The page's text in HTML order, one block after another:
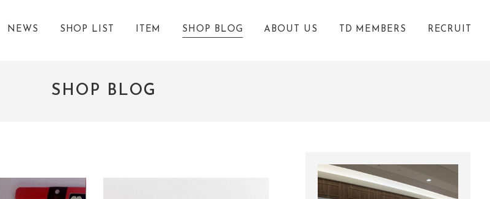
NEWS SHOP LIST ITEM SHOP BLOG ABOUT US TD MEMBERS RECRUIT
SHOP BLOG